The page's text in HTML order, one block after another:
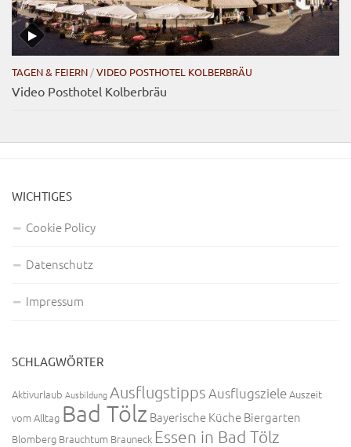
TAGEN & FEIERN /VIDEO POSTHOTEL KOLBERBRÄU
Video Posthotel Kolberbräu
WICHTIGES
Cookie Policy
Datenschutz
Impressum
SCHLAGWÖRTER
Aktivurlaub AusbildungAusflugstippsAusflugszieleAuszeit
vom Alltag Bad Tölz Bayerische KücheBiergarten
Blomberg Brauchtum Brauneck Essen in Bad Tölz